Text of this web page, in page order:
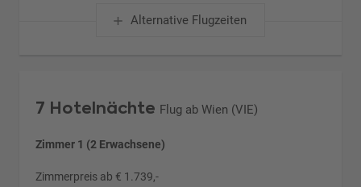
Alternative Flugzeiten
7 Hotelnächte Flug ab Wien (VIE)
Zimmer 1 (2 Erwachsene)
Zimmerpreis ab € 1.739,-